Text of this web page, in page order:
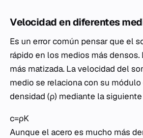
Velocidad en diferentes
Es un error común pensar que el
rápido en los medios más densos.
más matizada. La velocidad del
medio se relaciona con su
densidad (ρ) mediante la
c=ρK​​
Aunque el acero es mucho más